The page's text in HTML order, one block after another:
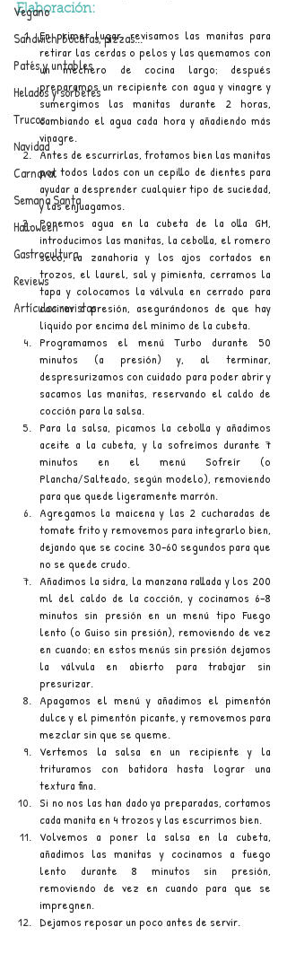
Vegano
Sandwich, bocatas, pizzas...
Patés y untables
Helados y sorbetes
Trucos
Navidad
Carnaval
Semana Santa
Halloween
Gastrocultura
Reviews
Artículos revistas
Elaboración:
En primer lugar, revisamos las manitas para
retirar las cerdas o pelos y las quemamos con
un mechero de cocina largo; después
preparamos un recipiente con agua y vinagre y
sumergimos las manitas durante 2 horas,
cambiando el agua cada hora y añadiendo más
vinagre.
Antes de escurrirlas, frotamos bien las manitas
por todos lados con un cepillo de dientes para
ayudar a desprender cualquier tipo de suciedad,
y las enjuagamos.
Ponemos agua en la cubeta de la olla GM,
introducimos las manitas, la cebolla, el romero
seco, la zanahoria y los ajos cortados en
trozos, el laurel, sal y pimienta, cerramos la
tapa y colocamos la válvula en cerrado para
cocinar a presión, asegurándonos de que hay
líquido por encima del mínimo de la cubeta.
Programamos el menú Turbo durante 50
minutos (a presión) y, al terminar,
despresurizamos con cuidado para poder abrir y
sacamos las manitas, reservando el caldo de
cocción para la salsa.
Para la salsa, picamos la cebolla y añadimos
aceite a la cubeta, y la sofreímos durante 7
minutos en el menú Sofreír (o
Plancha/Salteado, según modelo), removiendo
para que quede ligeramente marrón.
Agregamos la maicena y las 2 cucharadas de
tomate frito y removemos para integrarlo bien,
dejando que se cocine 30–60 segundos para que
no se quede crudo.
Añadimos la sidra, la manzana rallada y los 200
ml del caldo de la cocción, y cocinamos 6–8
minutos sin presión en un menú tipo Fuego
lento (o Guiso sin presión), removiendo de vez
en cuando; en estos menús sin presión dejamos
la válvula en abierto para trabajar sin
presurizar.
Apagamos el menú y añadimos el pimentón
dulce y el pimentón picante, y removemos para
mezclar sin que se queme.
Vertemos la salsa en un recipiente y la
trituramos con batidora hasta lograr una
textura fina.
Si no nos las han dado ya preparadas, cortamos
cada manita en 4 trozos y las escurrimos bien.
Volvemos a poner la salsa en la cubeta,
añadimos las manitas y cocinamos a fuego
lento durante 8 minutos sin presión,
removiendo de vez en cuando para que se
impregnen.
Dejamos reposar un poco antes de servir.